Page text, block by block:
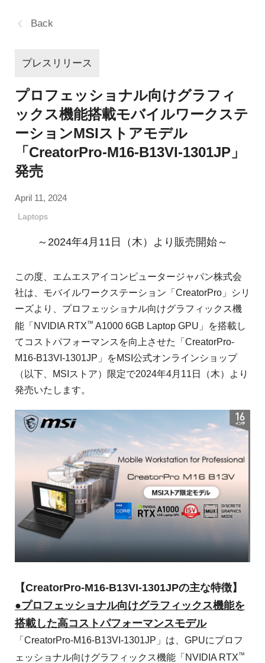
Back
プレスリリース
プロフェッショナル向けグラフィ
ックス機能搭載モバイルワークステ
ーションMSIストアモデル
「CreatorPro-M16-B13VI-1301JP」
発売
April 11, 2024
Laptops
～2024年4月11日（木）より販売開始～
この度、エムエスアイコンピュータージャパン株式会
社は、モバイルワークステーション「CreatorPro」シリ
ーズより、プロフェッショナル向けグラフィックス機
能「NVIDIA RTX™ A1000 6GB Laptop GPU」を搭載し
てコストパフォーマンスを向上させた「CreatorPro-
M16-B13VI-1301JP」をMSI公式オンラインショップ
（以下、MSIストア）限定で2024年4月11日（木）より
発売いたします。
【CreatorPro-M16-B13VI-1301JPの主な特徴】
●プロフェッショナル向けグラフィックス機能を
搭載した高コストパフォーマンスモデル
「CreatorPro-M16-B13VI-1301JP」は、GPUにプロフ
ェッショナル向けグラフィックス機能「NVIDIA RTX™